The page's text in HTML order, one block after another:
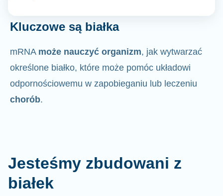
Kluczowe są białka
mRNA może nauczyć organizm, jak wytwarzać
określone białko, które może pomóc układowi
odpornościowemu w zapobieganiu lub leczeniu
chorób.
Jesteśmy zbudowani z
białek